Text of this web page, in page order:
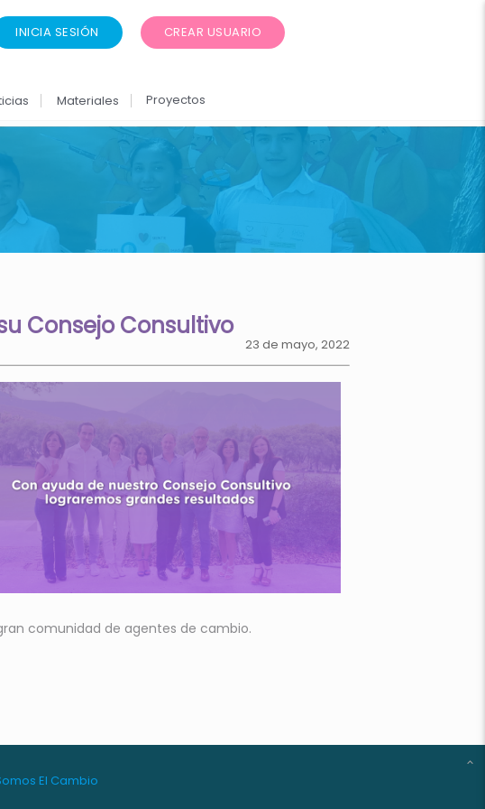
INICIA SESIÓN CREAR USUARIO
Materiales Proyectos
Consejo Consultivo
23 de mayo, 2022
comunidad de agentes de cambio.
El Cambio